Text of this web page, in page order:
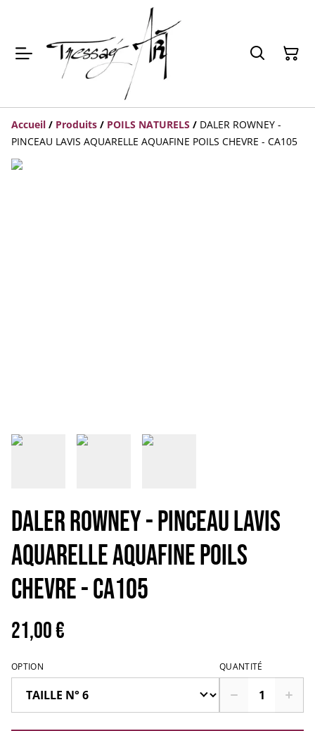
Accueil / Produits / POILS NATURELS / DALER ROWNEY -
PINCEAU LAVIS AQUARELLE AQUAFINE POILS CHEVRE - CA105
DALER ROWNEY - PINCEAU LAVIS
AQUARELLE AQUAFINE POILS
CHEVRE - CA105
21,00 €
OPTION QUANTITÉ